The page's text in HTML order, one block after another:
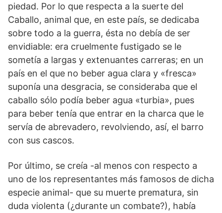
piedad. Por lo que respecta a la suerte del
Caballo, animal que, en este país, se dedicaba
sobre todo a la guerra, ésta no debía de ser
envidiable: era cruelmente fustigado se le
sometía a largas y extenuantes carreras; en un
país en el que no beber agua clara y «fresca»
suponía una desgracia, se consideraba que el
caballo sólo podía beber agua «turbia», pues
para beber tenía que entrar en la charca que le
servía de abrevadero, revolviendo, así, el barro
con sus cascos.
Por último, se creía -al menos con respecto a
uno de los representantes más famosos de dicha
especie animal- que su muerte prematura, sin
duda violenta (¿durante un combate?), había